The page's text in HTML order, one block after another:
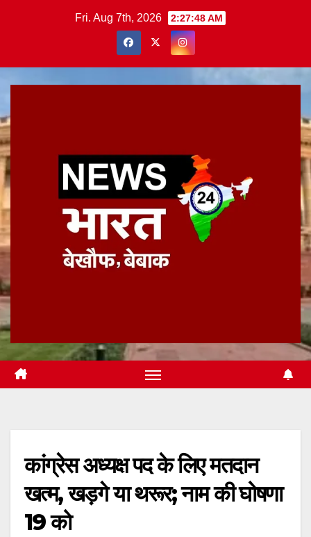
Fri. Aug 7th, 2026 2:27:49 AM
कांग्रेस अध्यक्ष पद के लिए मतदान
खत्म, खड़गे या थरूर; नाम की घोषणा
19 को